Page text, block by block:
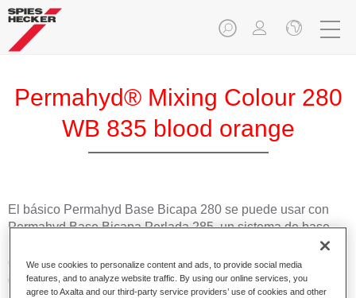
Permahyd® Mixing Colour 280
WB 835 blood orange
El básico Permahyd Base Bicapa 280 se puede usar con
Permahyd Base Bicapa Perlada 285, un sistema de base
bicapa al agua de gran calidad. Se basa en una tecnología
especial de dispersión de poliuretano para colores sólidos y
de efecto.
We use cookies to personalize content and ads, to provide social media
features, and to analyze website traffic. By using our online services, you
agree to Axalta and our third-party service providers’ use of cookies and other